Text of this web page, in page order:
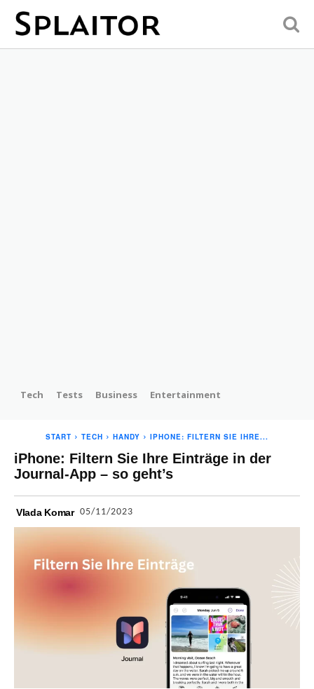
Tech Tests Business Entertainment
START TECH HANDY IPHONE: FILTERN SIE IHRE...
iPhone: Filtern Sie Ihre Einträge in der
Journal-App – so geht’s
Vlada Komar 05/11/2023